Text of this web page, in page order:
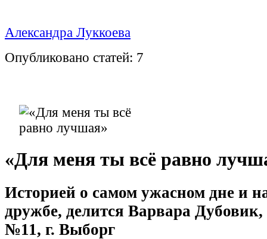
Александра Луккоева
Опубликовано статей: 7
«Для меня ты всё равно
Историей о самом ужасном дне и
дружбе, делится Варвара
№11, г. Выборг